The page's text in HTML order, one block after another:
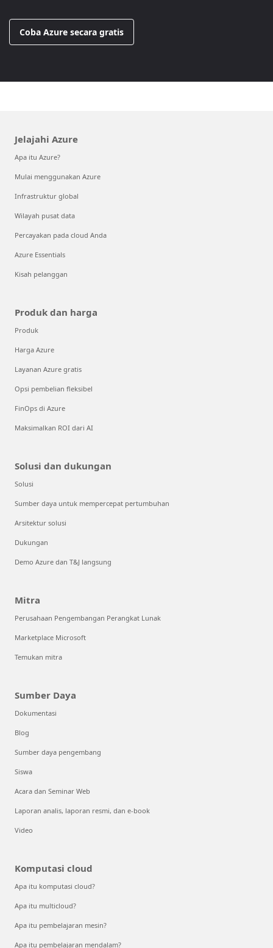
Coba Azure secara gratis
Jelajahi Azure
Apa itu Azure?
Mulai menggunakan Azure
Infrastruktur global
Wilayah pusat data
Percayakan pada cloud Anda
Azure Essentials
Kisah pelanggan
Produk dan harga
Produk
Harga Azure
Layanan Azure gratis
Opsi pembelian fleksibel
FinOps di Azure
Maksimalkan ROI dari AI
Solusi dan dukungan
Solusi
Sumber daya untuk mempercepat pertumbuhan
Arsitektur solusi
Dukungan
Demo Azure dan T&J langsung
Mitra
Perusahaan Pengembangan Perangkat Lunak
Marketplace Microsoft
Temukan mitra
Sumber Daya
Dokumentasi
Blog
Sumber daya pengembang
Siswa
Acara dan Seminar Web
Laporan analis, laporan resmi, dan e-book
Video
Komputasi cloud
Apa itu komputasi cloud?
Apa itu multicloud?
Apa itu pembelajaran mesin?
Apa itu pembelajaran mendalam?